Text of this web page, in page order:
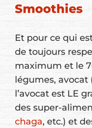
Smoothies
Et pour ce qui
de toujours
maximum et le
légumes, avocat
l’avocat est LE
des super-
chaga, etc.) et